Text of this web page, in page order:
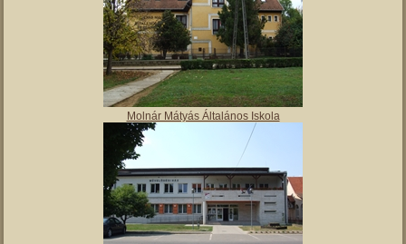
Molnár Mátyás Általános Iskola